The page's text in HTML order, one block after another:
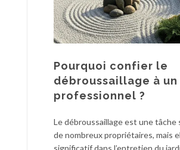
Pourquoi confier le
débroussaillage à un
professionnel ?
Le débroussaillage est une
de nombreux propriétaires, mais
significatif dans l’entretien du